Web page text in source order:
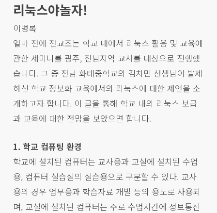
리눅스야놀자!
이병록
얼마 전에 전교조는 학교 내에서 리눅스 활용 및 교육에
관한 세미나를 광주, 전남지역 교사를 대상으로 진행했
습니다. 그 중 전남 화태중학교의 김치민 선생님이 발제
하신 학교 정보화 교육에서의 리눅스에 대한 제언을 소
개하고자 합니다. 이 글을 통해 학교 내의 리눅스 보급
과 교육에 대한 전망을 보았으면 합니다.
1. 학교 컴퓨팅 환경
학교에 설치된 컴퓨터는 교사용과 교실에 설치된 수업
용, 컴퓨터 실습실의 실습용으로 구분할 수 있다. 교사
용의 경우 업무용과 학습자료 개발 등의 용도로 사용되
며, 교실에 설치된 컴퓨터는 주로 수업시간에 정보통신